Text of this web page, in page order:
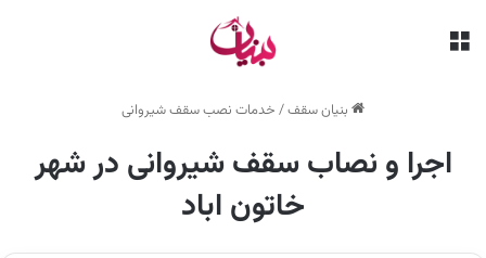
بنیان سقف/ خدمات نصب سقف شیروانی
اجرا و نصاب سقف شیروانی در شهر
خاتون اباد